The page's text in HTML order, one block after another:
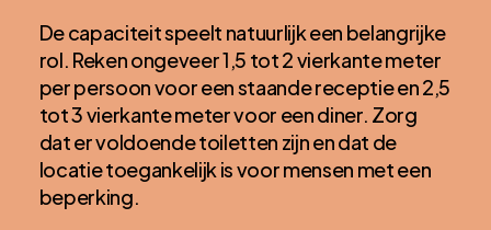
De capaciteit speelt natuurlijk een belangrijke
rol. Reken ongeveer 1,5 tot 2 vierkante meter
per persoon voor een staande receptie en 2,5
tot 3 vierkante meter voor een diner. Zorg
dat er voldoende toiletten zijn en dat de
locatie toegankelijk is voor mensen met een
beperking.